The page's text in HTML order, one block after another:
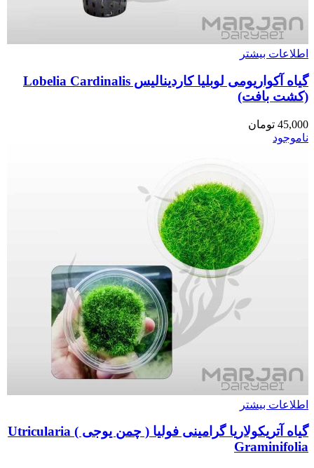
اطلاعات بیشتر
گیاه آکواریومی لوبلیا کاردینالیس Lobelia Cardinalis
(کشت بافت)
45,000 تومان
ناموجود
اطلاعات بیشتر
گیاه آتریکولاریا گرامینی فولیا ( چمن یوجی ) Utricularia
Graminifolia